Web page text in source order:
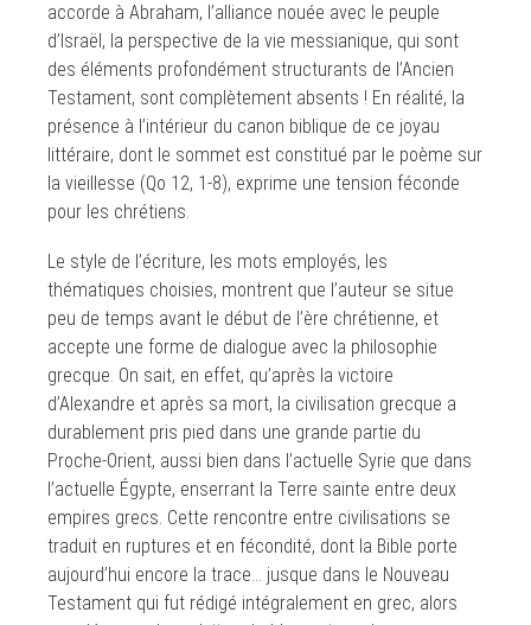
accorde à Abraham, l’alliance nouée avec le peuple
d’Israël, la perspective de la vie messianique, qui sont
des éléments profondément structurants de l’Ancien
Testament, sont complètement absents ! En réalité, la
présence à l’intérieur du canon biblique de ce joyau
littéraire, dont le sommet est constitué par le poème sur
la vieillesse (Qo 12, 1-8), exprime une tension féconde
pour les chrétiens.
Le style de l’écriture, les mots employés, les
thématiques choisies, montrent que l’auteur se situe
peu de temps avant le début de l’ère chrétienne, et
accepte une forme de dialogue avec la philosophie
grecque. On sait, en effet, qu’après la victoire
d’Alexandre et après sa mort, la civilisation grecque a
durablement pris pied dans une grande partie du
Proche-Orient, aussi bien dans l’actuelle Syrie que dans
l’actuelle Égypte, enserrant la Terre sainte entre deux
empires grecs. Cette rencontre entre civilisations se
traduit en ruptures et en fécondité, dont la Bible porte
aujourd’hui encore la trace… jusque dans le Nouveau
Testament qui fut rédigé intégralement en grec, alors